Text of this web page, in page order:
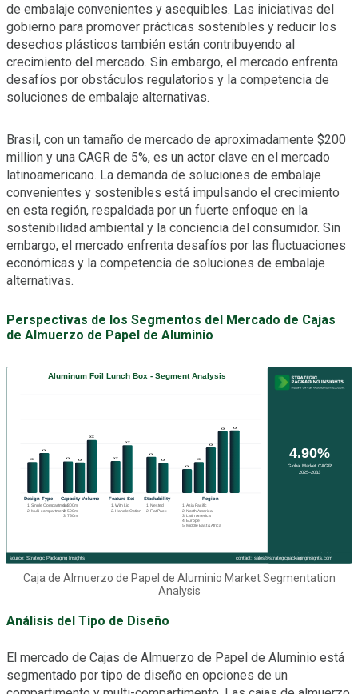
de embalaje convenientes y asequibles. Las iniciativas del
gobierno para promover prácticas sostenibles y reducir los
desechos plásticos también están contribuyendo al
crecimiento del mercado. Sin embargo, el mercado enfrenta
desafíos por obstáculos regulatorios y la competencia de
soluciones de embalaje alternativas.
Brasil, con un tamaño de mercado de aproximadamente $200
million y una CAGR de 5%, es un actor clave en el mercado
latinoamericano. La demanda de soluciones de embalaje
convenientes y sostenibles está impulsando el crecimiento
en esta región, respaldada por un fuerte enfoque en la
sostenibilidad ambiental y la conciencia del consumidor. Sin
embargo, el mercado enfrenta desafíos por las fluctuaciones
económicas y la competencia de soluciones de embalaje
alternativas.
Perspectivas de los Segmentos del Mercado de Cajas
de Almuerzo de Papel de Aluminio
Caja de Almuerzo de Papel de Aluminio Market Segmentation
Analysis
Análisis del Tipo de Diseño
El mercado de Cajas de Almuerzo de Papel de Aluminio está
segmentado por tipo de diseño en opciones de un